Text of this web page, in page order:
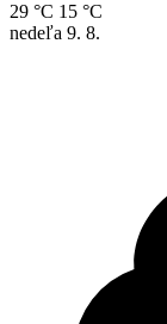
29 °C 15 °C
nedeľa 9. 8.